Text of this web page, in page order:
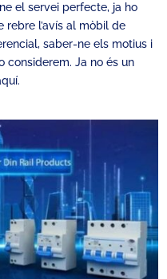
el servei perfecte, ja ho
rebre l’avís al mòbil de
saber-ne els motius i
considerem. Ja no és un